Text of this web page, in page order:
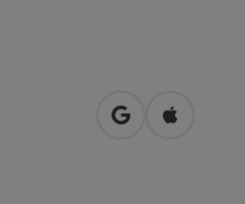
in Googlein Apple